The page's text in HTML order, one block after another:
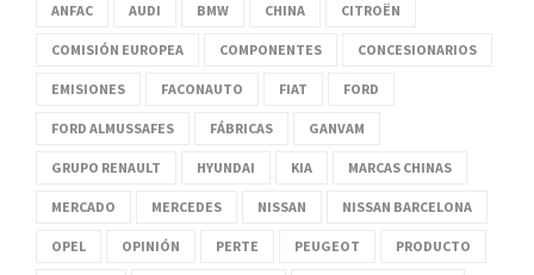
ANFAC AUDI BMW CHINA CITROËN
COMISIÓN EUROPEA COMPONENTES CONCESIONARIOS
EMISIONES FACONAUTO FIAT FORD
FORD ALMUSSAFES FÁBRICAS GANVAM
GRUPO RENAULT HYUNDAI KIA MARCAS CHINAS
MERCADO MERCEDES NISSAN NISSAN BARCELONA
OPEL OPINIÓN PERTE PEUGEOT PRODUCTO